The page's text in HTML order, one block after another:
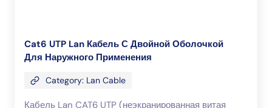
Cat6 UTP Lan Кабель С Двойной Оболочкой
Для Наружного Применения
Category: Lan Cable
Кабель Lan CAT6 UTP (неэкранированная витая